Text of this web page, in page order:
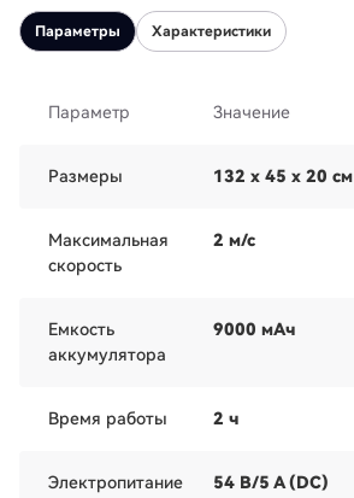
Параметры Характеристики
Параметр Значение
Размеры 132 x 45 x 20 см
Максимальная
скорость
2 м/с
Емкость
аккумулятора
9000 мАч
Время работы 2 ч
Электропитание 54 В/5 А (DC)